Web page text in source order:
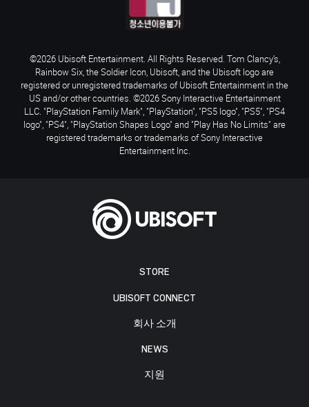
STORE
UBISOFT CONNECT
회사 소개
NEWS
지원
©2026 Ubisoft Entertainment. All Rights Reserved. Tom Clancy’s,
Rainbow Six, the Soldier Icon, Ubisoft, and the Ubisoft logo are
registered or unregistered trademarks of Ubisoft Entertainment in the
US and/or other countries. ©2026 Sony Interactive Entertainment
LLC. "PlayStation Family Mark", "PlayStation", "PS5 logo", "PS5", "PS4
logo", "PS4", "PlayStation Shapes Logo" and "Play Has No Limits" are
registered trademarks or trademarks of Sony Interactive
Entertainment Inc.